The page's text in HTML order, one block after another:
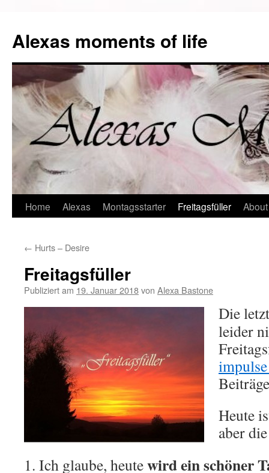
Alexas moments of life
Zum
springen
Home Alexas Montagsstarter Freitagsfüller
← Hurts – Desire
Freitagsfüller
Publiziert am 19. Januar 2018von Alexa Bastone
Die
leider
Heute
aber
1. Ich glaube, heutewird ein schöner